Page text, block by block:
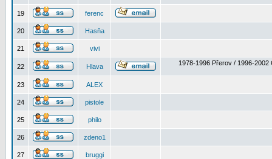
19 ferenc
20 Hasňa
21 vivi
22 Hlava 1978-1996 Přerov / 1996-2002
23 ALEX
24 pistole
25 philo
26 zdeno1
27 bruggi